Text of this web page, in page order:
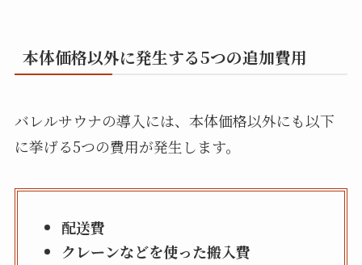
本体価格以外に発生する5つの追加費用
バレルサウナの導入には、本体価格以外にも以下
に挙げる5つの費用が発生します。
配送費
クレーンなどを使った搬入費